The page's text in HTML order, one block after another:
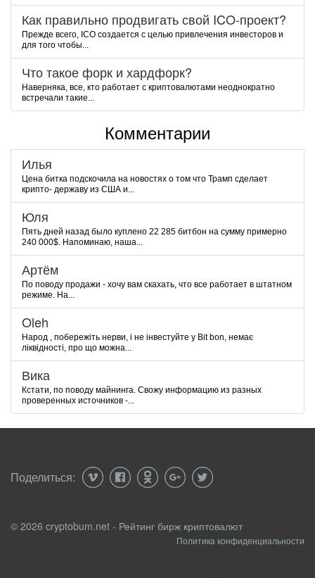
Как правильно продвигать свой ICO-проект?
Прежде всего, ICO создается с целью привлечения инвесторов и
для того чтобы...
Что такое форк и хардфорк?
Наверняка, все, кто работает с криптовалютами неоднократно
встречали такие...
Комментарии
Илья
Цена битка подскочила на новостях о том что Трамп сделает
крипто- державу из США и...
Юля
Пять дней назад было куплено 22 285 битбон на сумму примерно
240 000$. Напоминаю, наша...
Артём
По поводу продажи - хочу вам скахать, что все работает в штатном
режиме. На...
Oleh
Народ , побережіть нерви, і не інвестуйте у Bit bon, немає
ліквідності, про що можна...
Вика
Кстати, по поводу майнинга. Свожу информацию из разных
проверенных источников -...
Поделиться:
© 2026 cryptobum.net - Рейтинг бирж криптовалют
Политика конфиденциальности